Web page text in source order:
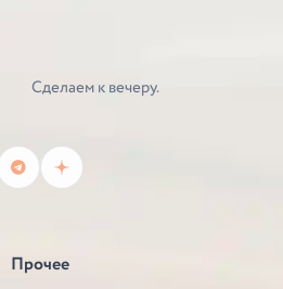
Сделаем к вечеру.
Прочее